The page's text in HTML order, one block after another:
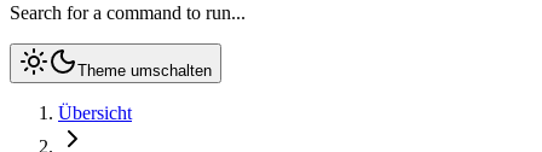
Search for a command to run...
Theme umschalten
Übersicht